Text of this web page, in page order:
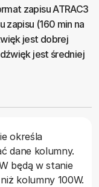
zapisu ATRAC3
zapisu (160 min na
jest dobrej
jest średniej
dane kolumny.
będą w stanie
kolumny 100W.